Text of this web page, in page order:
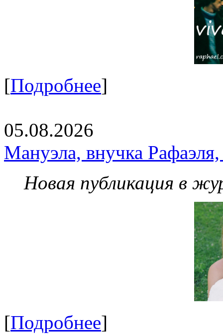
[Подробнее]
05.08.2026
Мануэла, внучка
Новая публикация в
[Подробнее]